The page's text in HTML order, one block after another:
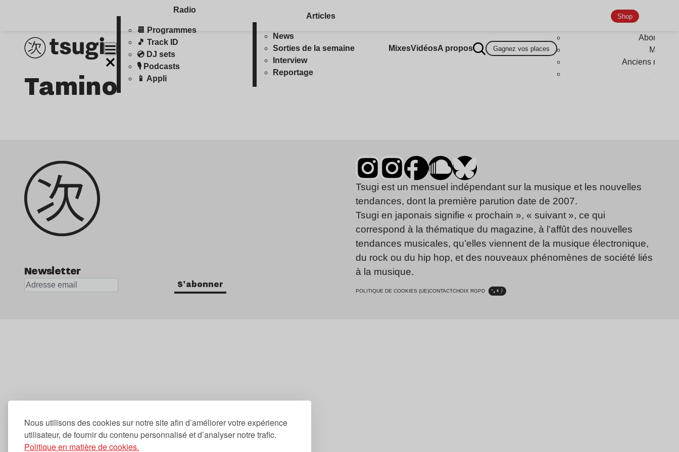
Nous utilisons des cookies sur notre site afin d’améliorer votre expérience
utilisateur, de fournir du contenu personnalisé et d’analyser notre trafic.
Politique en matière de cookies.
Radio
📆 Programmes
🎵 Track ID
💿 DJ sets
🎙️ Podcasts
📱 Appli
Articles
News
Sorties de la semaine
Interview
Reportage
MixesVidéosA propos Gagnez vos places
Shop
Anciens
Tamino
Newsletter
S'abonner
Tsugi est un mensuel indépendant sur la musique et les nouvelles
tendances, dont la première parution date de 2007.
Tsugi en japonais signifie « prochain », « suivant », ce qui
correspond à la thématique du magazine, à l’affût des nouvelles
tendances musicales, qu’elles viennent de la musique électronique,
du rock ou du hip hop, et des nouveaux phénomènes de société liés
à la musique.
POLITIQUE DE COOKIES (UE)CONTACTCHOIX RGPD